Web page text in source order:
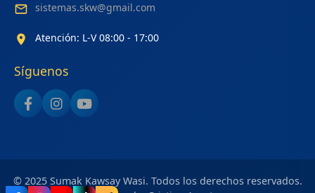
sistemas.skw@gmail.com
Atención: L-V 08:00 - 17:00
Síguenos
© 2025 Sumak Kawsay Wasi. Todos los derechos reservados.